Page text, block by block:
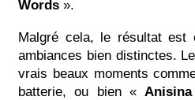
Words ».
Malgré cela, le résultat est
ambiances bien distinctes.
vrais beaux moments
batterie, ou bien «Anisina